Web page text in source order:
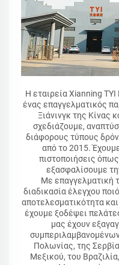
Η εταιρεία Xianning
ένας επαγγελματικός
Ξιάνινγκ της Κίνας
σχεδιάζουμε,
διάφορους τύπους
από το 2015.
πιστοποιήσεις όπως
εξασφαλίσουμε
Με επαγγελματική
διαδικασία έλεγχου
αποτελεσματικότητα
έχουμε ξοδέψει
μας έχουν
Πολωνίας, της
Μεξικού, του